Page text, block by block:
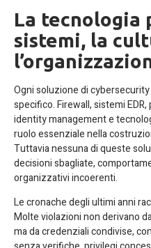
La tecnologia
sistemi, la
Ogni soluzione di
specifico. Firewall, sistemi
identity management e
ruolo essenziale nella
Tuttavia nessuna di queste
decisioni sbagliate,
organizzativi incoerenti.
Le cronache degli ultimi anni
Molte violazioni non derivano
ma da credenziali condivise,